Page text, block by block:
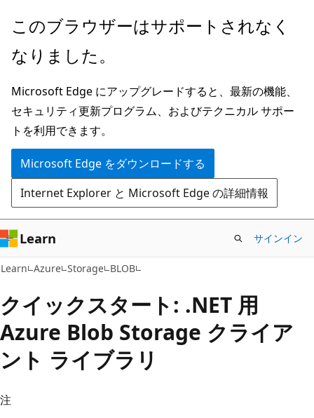
メ
ン
ン
テ
ン
ツ
に
ス
キ
ッ
プ
このブラウザーはサポートされなく
なりました。
Microsoft Edge にアップグレードすると、最新の機能、
セキュリティ更新プログラム、およびテクニカル サポー
トを利用できます。
Microsoft Edge をダウンロードする
Internet Explorer と Microsoft Edge の詳細情報
Learn サインイン
Learn Azure Storage BLOB
クイックスタート: .NET 用
Azure Blob Storage クライア
ント ライブラリ
注